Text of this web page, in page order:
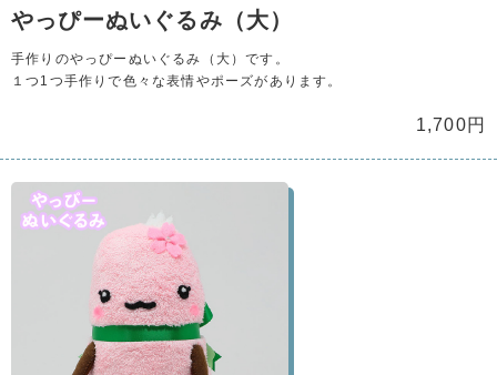
やっぴーぬいぐるみ（大）
手作りのやっぴーぬいぐるみ（大）です。
１つ1つ手作りで色々な表情やポーズがあります。
1,700円